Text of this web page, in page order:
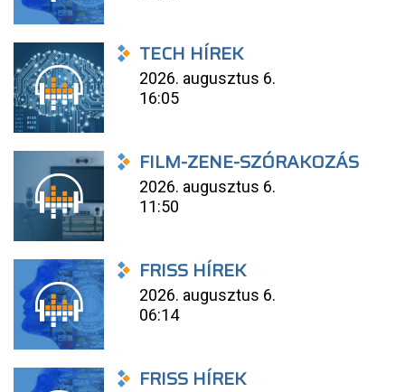
TECH HÍREK
2026. augusztus 6.
16:05
FILM-ZENE-SZÓRAKOZÁS
2026. augusztus 6.
11:50
FRISS HÍREK
2026. augusztus 6.
06:14
FRISS HÍREK